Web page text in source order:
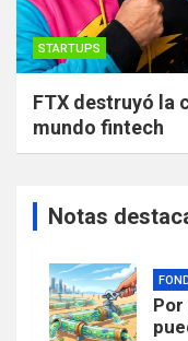
STARTUPS
FTX destruyó la
mundo fintech
Notas
Por